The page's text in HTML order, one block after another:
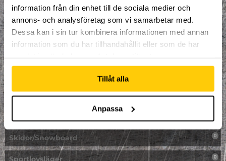
information från din enhet till de sociala medier och
annons- och analysföretag som vi samarbetar med.
Dessa kan i sin tur kombinera informationen med annan
information som du har tillhandahållit eller som de har
Tillåt alla
Anpassa
Mässa
NPF-Träning
Påsklovsläger
Skidor/Snowboard 0
Sportlovsläger 0